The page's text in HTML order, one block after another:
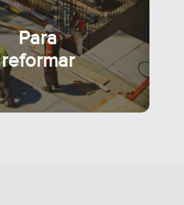
Para
reformar